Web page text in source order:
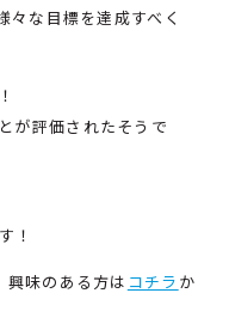
々な目標を達成すべく
が評価されたそうで
！
味のある方は コチラ か